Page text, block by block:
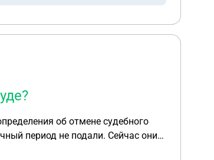
об отмене судебного
период не подали. Сейчас они
копию иска ответчику,